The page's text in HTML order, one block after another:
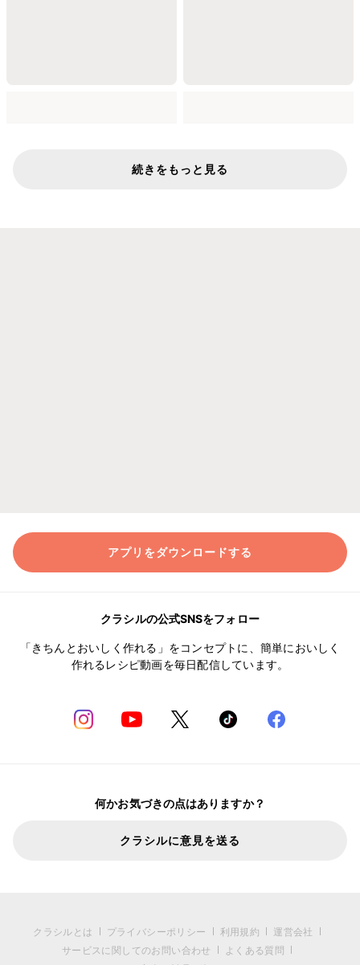
続きをもっと見る
アプリをダウンロードする
クラシルの公式SNSをフォロー
「きちんとおいしく作れる」をコンセプトに、簡単においしく
作れるレシピ動画を毎日配信しています。
何かお気づきの点はありますか？
クラシルに意見を送る
クラシルとは プライバシーポリシー 利用規約
運営会社
サービスに関してのお問い合わせ
よくある質問